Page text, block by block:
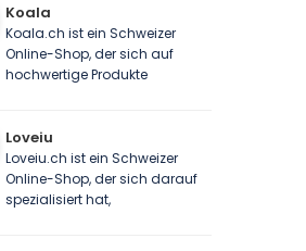
Koala
Koala.ch ist ein Schweizer
Online-Shop, der sich auf
hochwertige Produkte
Loveiu
Loveiu.ch ist ein Schweizer
Online-Shop, der sich darauf
spezialisiert hat,